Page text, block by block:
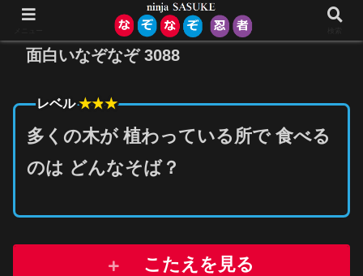
面白いなぞなぞ 3088
レベル★★★
多くの木が 植わっている所で 食べる
のは どんなそば？
こたえを見る